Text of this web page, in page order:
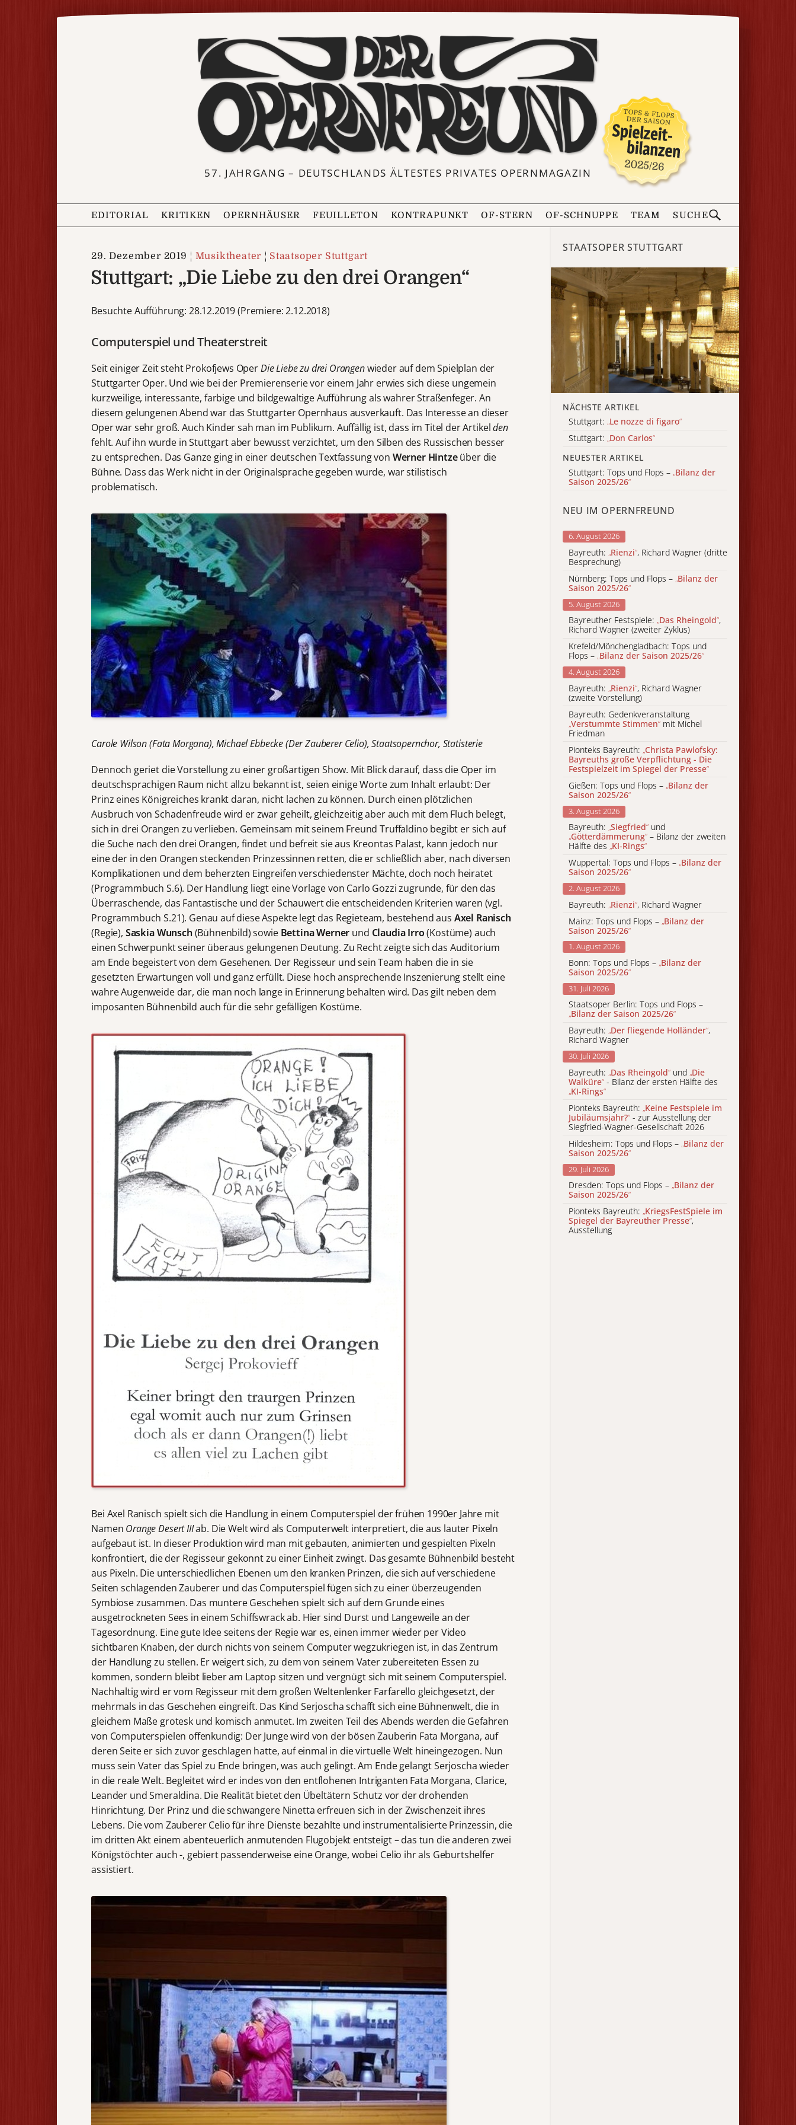
57. JAHRGANG – DEUTSCHLANDS ÄLTESTES PRIVATES OPERNMAGAZIN
EDITORIAL KRITIKEN OPERNHÄUSER FEUILLETON KONTRAPUNKT OF-STERN OF-SCHNUPPE TEAM SUCHE
29. Dezember 2019 Musiktheater Staatsoper Stuttgart
Stuttgart: „Die Liebe zu den drei Orangen“
Besuchte Aufführung: 28.12.2019 (Premiere: 2.12.2018)
Computerspiel und Theaterstreit
Seit einiger Zeit steht Prokofjews OperDie Liebe zu drei Orangenwieder auf dem Spielplan der
Stuttgarter Oper. Und wie bei der Premierenserie vor einem Jahr erwies sich diese ungemein
kurzweilige, interessante, farbige und bildgewaltige Aufführung als wahrer Straßenfeger. An
diesem gelungenen Abend war das Stuttgarter Opernhaus ausverkauft. Das Interesse an dieser
Oper war sehr groß. Auch Kinder sah man im Publikum. Auffällig ist, dass im Titel der Artikelden
fehlt. Auf ihn wurde in Stuttgart aber bewusst verzichtet, um den Silben des Russischen besser
zu entsprechen. Das Ganze ging in einer deutschen Textfassung von Werner Hintzeüber die
Bühne. Dass das Werk nicht in der Originalsprache gegeben wurde, war stilistisch
problematisch.
Carole Wilson (Fata Morgana), Michael Ebbecke (Der Zauberer Celio), Staatsopernchor, Statisterie
Dennoch geriet die Vorstellung zu einer großartigen Show. Mit Blick darauf, dass die Oper im
deutschsprachigen Raum nicht allzu bekannt ist, seien einige Worte zum Inhalt erlaubt: Der
Prinz eines Königreiches krankt daran, nicht lachen zu können. Durch einen plötzlichen
Ausbruch von Schadenfreude wird er zwar geheilt, gleichzeitig aber auch mit dem Fluch belegt,
sich in drei Orangen zu verlieben. Gemeinsam mit seinem Freund Truffaldino begibt er sich auf
die Suche nach den drei Orangen, findet und befreit sie aus Kreontas Palast, kann jedoch nur
eine der in den Orangen steckenden Prinzessinnen retten, die er schließlich aber, nach diversen
Komplikationen und dem beherzten Eingreifen verschiedenster Mächte, doch noch heiratet
(Programmbuch S.6). Der Handlung liegt eine Vorlage von Carlo Gozzi zugrunde, für den das
Überraschende, das Fantastische und der Schauwert die entscheidenden Kriterien waren (vgl.
Programmbuch S.21). Genau auf diese Aspekte legt das Regieteam, bestehend aus Axel Ranisch
(Regie), Saskia Wunsch(Bühnenbild) sowie Bettina Werner und Claudia Irro(Kostüme) auch
einen Schwerpunkt seiner überaus gelungenen Deutung. Zu Recht zeigte sich das Auditorium
am Ende begeistert von dem Gesehenen. Der Regisseur und sein Team haben die in sie
gesetzten Erwartungen voll und ganz erfüllt. Diese hoch ansprechende Inszenierung stellt eine
wahre Augenweide dar, die man noch lange in Erinnerung behalten wird. Das gilt neben dem
imposanten Bühnenbild auch für die sehr gefälligen Kostüme.
Bei Axel Ranisch spielt sich die Handlung in einem Computerspiel der frühen 1990er Jahre mit
Namen Orange Desert IIIab. Die Welt wird als Computerwelt interpretiert, die aus lauter Pixeln
aufgebaut ist. In dieser Produktion wird man mit gebauten, animierten und gespielten Pixeln
konfrontiert, die der Regisseur gekonnt zu einer Einheit zwingt. Das gesamte Bühnenbild besteht
aus Pixeln. Die unterschiedlichen Ebenen um den kranken Prinzen, die sich auf verschiedene
Seiten schlagenden Zauberer und das Computerspiel fügen sich zu einer überzeugenden
Symbiose zusammen. Das muntere Geschehen spielt sich auf dem Grunde eines
ausgetrockneten Sees in einem Schiffswrack ab. Hier sind Durst und Langeweile an der
Tagesordnung. Eine gute Idee seitens der Regie war es, einen immer wieder per Video
sichtbaren Knaben, der durch nichts von seinem Computer wegzukriegen ist, in das Zentrum
der Handlung zu stellen. Er weigert sich, zu dem von seinem Vater zubereiteten Essen zu
kommen, sondern bleibt lieber am Laptop sitzen und vergnügt sich mit seinem Computerspiel.
Nachhaltig wird er vom Regisseur mit dem großen Weltenlenker Farfarello gleichgesetzt, der
mehrmals in das Geschehen eingreift. Das Kind Serjoscha schafft sich eine Bühnenwelt, die in
gleichem Maße grotesk und komisch anmutet. Im zweiten Teil des Abends werden die Gefahren
von Computerspielen offenkundig: Der Junge wird von der bösen Zauberin Fata Morgana, auf
deren Seite er sich zuvor geschlagen hatte, auf einmal in die virtuelle Welt hineingezogen. Nun
muss sein Vater das Spiel zu Ende bringen, was auch gelingt. Am Ende gelangt Serjoscha wieder
in die reale Welt. Begleitet wird er indes von den entflohenen Intriganten Fata Morgana, Clarice,
Leander und Smeraldina. Die Realität bietet den Übeltätern Schutz vor der drohenden
Hinrichtung. Der Prinz und die schwangere Ninetta erfreuen sich in der Zwischenzeit ihres
Lebens. Die vom Zauberer Celio für ihre Dienste bezahlte und instrumentalisierte Prinzessin, die
im dritten Akt einem abenteuerlich anmutenden Flugobjekt entsteigt – das tun die anderen zwei
Königstöchter auch -, gebiert passenderweise eine Orange, wobei Celio ihr als Geburtshelfer
assistiert.
STAATSOPER STUTTGART
NÄCHSTE ARTIKEL
Stuttgart: „Le nozze di figaro“
Stuttgart: „Don Carlos“
NEUESTER ARTIKEL
Stuttgart: Tops und Flops – „Bilanz der
Saison 2025/26“
NEU IM OPERNFREUND
6. August 2026
Bayreuth: „Rienzi“, Richard Wagner (dritte
Besprechung)
Nürnberg: Tops und Flops – „Bilanz der
Saison 2025/26“
5. August 2026
Bayreuther Festspiele: „Das Rheingold“,
Richard Wagner (zweiter Zyklus)
Krefeld/Mönchengladbach: Tops und
Flops – „Bilanz der Saison 2025/26“
4. August 2026
Bayreuth: „Rienzi“, Richard Wagner
(zweite Vorstellung)
Bayreuth: Gedenkveranstaltung
„Verstummte Stimmen“ mit Michel
Friedman
Pionteks Bayreuth: „Christa Pawlofsky:
Bayreuths große Verpflichtung - Die
Festspielzeit im Spiegel der Presse“
Gießen: Tops und Flops – „Bilanz der
Saison 2025/26“
3. August 2026
Bayreuth: „Siegfried“ und
„Götterdämmerung“ – Bilanz der zweiten
Hälfte des „KI-Rings“
Wuppertal: Tops und Flops – „Bilanz der
Saison 2025/26“
2. August 2026
Bayreuth: „Rienzi“, Richard Wagner
Mainz: Tops und Flops – „Bilanz der
Saison 2025/26“
1. August 2026
Bonn: Tops und Flops – „Bilanz der
Saison 2025/26“
31. Juli 2026
Staatsoper Berlin: Tops und Flops –
„Bilanz der Saison 2025/26“
Bayreuth: „Der fliegende Holländer“,
Richard Wagner
30. Juli 2026
Bayreuth: „Das Rheingold“ und „Die
Walküre“ - Bilanz der ersten Hälfte des
„KI-Rings“
Pionteks Bayreuth: „Keine Festspiele im
Jubiläumsjahr?“ - zur Ausstellung der
Siegfried-Wagner-Gesellschaft 2026
Hildesheim: Tops und Flops – „Bilanz der
Saison 2025/26“
29. Juli 2026
Dresden: Tops und Flops – „Bilanz der
Saison 2025/26“
Pionteks Bayreuth: „KriegsFestSpiele im
Spiegel der Bayreuther Presse“,
Ausstellung